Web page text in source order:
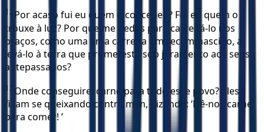
12 Por acaso fui eu quem o concebeu? Fui eu quem o
trouxe à luz? Por que me pedes para carregá-lo nos
braços, como uma ama carrega um recém-nascido, a
levá-lo à terra que prometeste sob juramento aos seus
antepassados?
13 Onde conseguirei carne para todo esse povo? Eles
ficam se queixando contra mim, dizendo: ‘Dê-nos carne
para comer! ’